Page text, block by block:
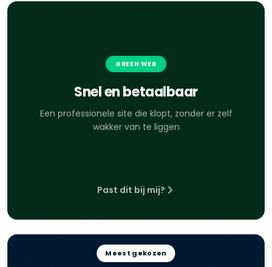
GREEN WEB
Snel en betaalbaar
Een professionele site die klopt, zonder er zelf
wakker van te liggen
Past dit bij mij?
Meest gekozen